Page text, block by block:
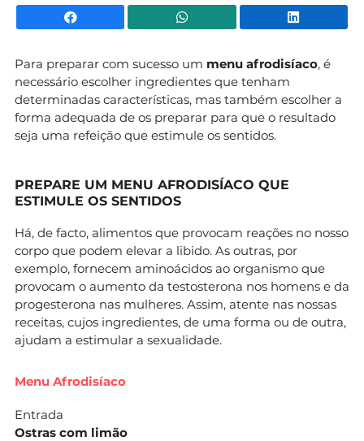
Facebook WhatsApp
Para preparar com sucesso um menu afrodisíaco, é
necessário escolher ingredientes que tenham
determinadas características, mas também escolher a
forma adequada de os preparar para que o resultado
seja uma refeição que estimule os sentidos.
PREPARE UM MENU AFRODISÍACO QUE
ESTIMULE OS SENTIDOS
Há, de facto, alimentos que provocam reações no nosso
corpo que podem elevar a libido. As outras, por
exemplo, fornecem aminoácidos ao organismo que
provocam o aumento da testosterona nos homens e da
progesterona nas mulheres. Assim, atente nas nossas
receitas, cujos ingredientes, de uma forma ou de outra,
ajudam a estimular a sexualidade.
Menu Afrodisíaco
Entrada
Ostras com limão